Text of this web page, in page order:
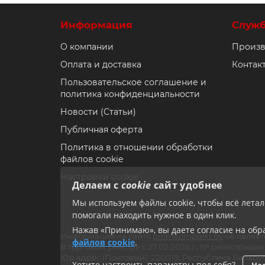
Делаем с cookie сайт удобнее
Мы используем файлы cookie, чтобы всё
помогали находить нужное в один клик.
Нажав «Принимаю», вы даете согласие на
файлов cookie.
Информация
О компании
Оплата и доставка
Пользовательское соглашение и
политика конфиденциальности
Новости (Статьи)
Публичная оферта
Политика в отношении обработки
файлов cookie
Информация на сайте promkomplekt.byне
В торговом реестре с 27.02.2026 г., №
Юр.адрес (Почтовый): 220019, Республика